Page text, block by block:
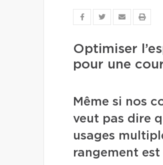
Optimiser
pour une
Même si nos
veut pas dire
usages
rangement est